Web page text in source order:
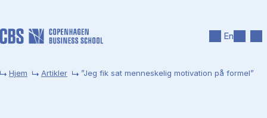
En
Hjem Artikler ”Jeg fik sat menneskelig motivation på formel”